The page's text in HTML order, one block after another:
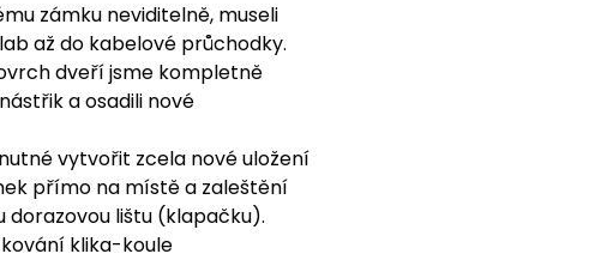
zámku neviditelně, museli
až do kabelové průchodky.
dveří jsme kompletně
a osadili nové
vytvořit zcela nové uložení
přímo na místě a zaleštění
lištu (klapačku).
klika-koule